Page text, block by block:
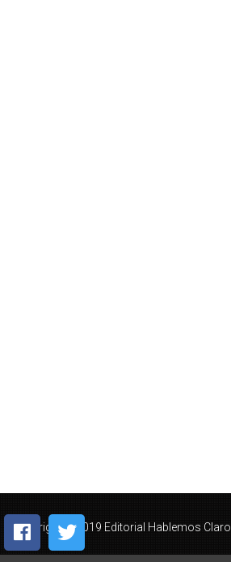
Copyright © 2019 Editorial Hablemos Claro.